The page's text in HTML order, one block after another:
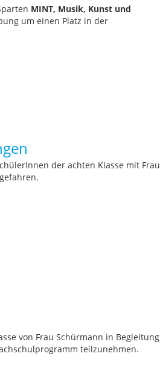
MINT, Musik, Kunst und
um einen Platz in der
der achten Klasse mit Frau
von Frau Schürmann in Begleitung
teilzunehmen.